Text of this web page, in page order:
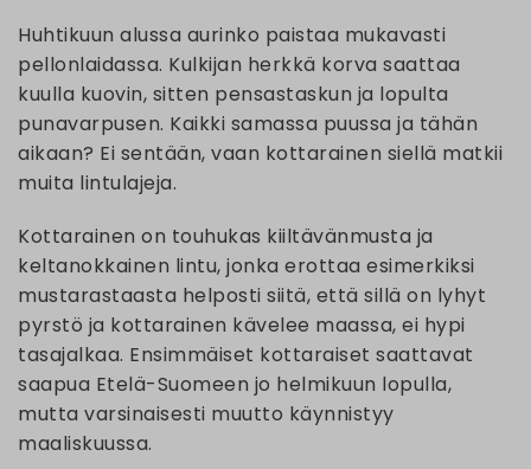
Huhtikuun alussa aurinko paistaa mukavasti
pellonlaidassa. Kulkijan herkkä korva saattaa
kuulla kuovin, sitten pensastaskun ja lopulta
punavarpusen. Kaikki samassa puussa ja tähän
aikaan? Ei sentään, vaan kottarainen siellä matkii
muita lintulajeja.
Kottarainen on touhukas kiiltävänmusta ja
keltanokkainen lintu, jonka erottaa esimerkiksi
mustarastaasta helposti siitä, että sillä on lyhyt
pyrstö ja kottarainen kävelee maassa, ei hypi
tasajalkaa. Ensimmäiset kottaraiset saattavat
saapua Etelä-Suomeen jo helmikuun lopulla,
mutta varsinaisesti muutto käynnistyy
maaliskuussa.